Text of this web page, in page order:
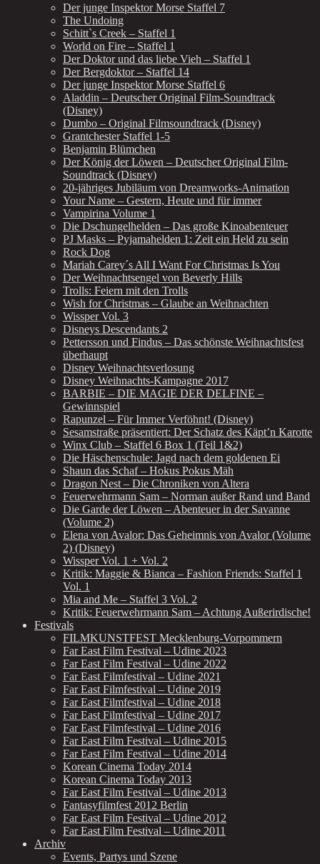
Der junge Inspektor Morse Staffel 7
The Undoing
Schitt`s Creek – Staffel 1
World on Fire – Staffel 1
Der Doktor und das liebe Vieh – Staffel 1
Der Bergdoktor – Staffel 14
Der junge Inspektor Morse Staffel 6
Aladdin – Deutscher Original Film-Soundtrack
(Disney)
Dumbo – Original Filmsoundtrack (Disney)
Grantchester Staffel 1-5
Benjamin Blümchen
Der König der Löwen – Deutscher Original Film-
Soundtrack (Disney)
20-jähriges Jubiläum von Dreamworks-Animation
Your Name – Gestern, Heute und für immer
Vampirina Volume 1
Die Dschungelhelden – Das große Kinoabenteuer
PJ Masks – Pyjamahelden 1: Zeit ein Held zu sein
Rock Dog
Mariah Carey´s All I Want For Christmas Is You
Der Weihnachtsengel von Beverly Hills
Trolls: Feiern mit den Trolls
Wish for Christmas – Glaube an Weihnachten
Wissper Vol. 3
Disneys Descendants 2
Pettersson und Findus – Das schönste Weihnachtsfest
überhaupt
Disney Weihnachtsverlosung
Disney Weihnachts-Kampagne 2017
BARBIE – DIE MAGIE DER DELFINE –
Gewinnspiel
Rapunzel – Für Immer Verföhnt! (Disney)
Sesamstraße präsentiert: Der Schatz des Käpt’n Karotte
Winx Club – Staffel 6 Box 1 (Teil 1&2)
Die Häschenschule: Jagd nach dem goldenen Ei
Shaun das Schaf – Hokus Pokus Mäh
Dragon Nest – Die Chroniken von Altera
Feuerwehrmann Sam – Norman außer Rand und Band
Die Garde der Löwen – Abenteuer in der Savanne
(Volume 2)
Elena von Avalor: Das Geheimnis von Avalor (Volume
2) (Disney)
Wissper Vol. 1 + Vol. 2
Kritik: Maggie & Bianca – Fashion Friends: Staffel 1
Vol. 1
Mia and Me – Staffel 3 Vol. 2
Kritik: Feuerwehrmann Sam – Achtung Außerirdische!
Festivals
FILMKUNSTFEST Mecklenburg-Vorpommern
Far East Film Festival – Udine 2023
Far East Film Festival – Udine 2022
Far East Filmfestival – Udine 2021
Far East Filmfestival – Udine 2019
Far East Filmfestival – Udine 2018
Far East Filmfestival – Udine 2017
Far East Filmfestival – Udine 2016
Far East Film Festival – Udine 2015
Far East Film Festival – Udine 2014
Korean Cinema Today 2014
Korean Cinema Today 2013
Far East Film Festival – Udine 2013
Fantasyfilmfest 2012 Berlin
Far East Film Festival – Udine 2012
Far East Film Festival – Udine 2011
Archiv
Events, Partys und Szene